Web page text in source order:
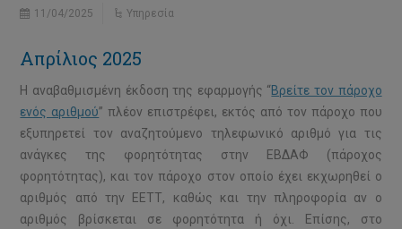
11/04/2025 Υπηρεσία
Απρίλιος 2025
Η αναβαθμισμένη έκδοση της εφαρμογής “Βρείτε τον πάροχο
ενός αριθμού” πλέον επιστρέφει, εκτός από τον πάροχο που
εξυπηρετεί τον αναζητούμενο τηλεφωνικό αριθμό για τις
ανάγκες της φορητότητας στην ΕΒΔΑΦ (πάροχος
φορητότητας), και τον πάροχο στον οποίο έχει εκχωρηθεί ο
αριθμός από την ΕΕΤΤ, καθώς και την πληροφορία αν ο
αριθμός βρίσκεται σε φορητότητα ή όχι. Επίσης, στο